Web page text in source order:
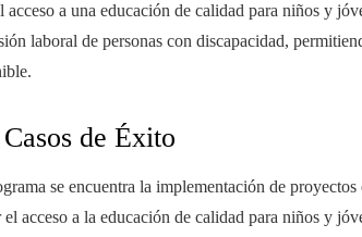
a una educación de calidad para niños y
laboral de personas con discapacidad,
de Éxito
se encuentra la implementación de
acceso a la educación de calidad para niños y